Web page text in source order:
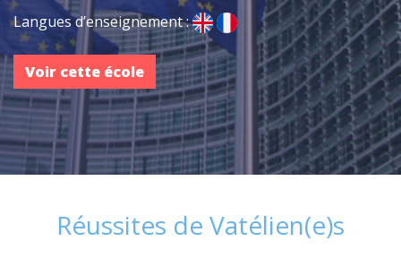
Langues d’enseignement :
Voir cette école
Réussites de Vatélien(e)s